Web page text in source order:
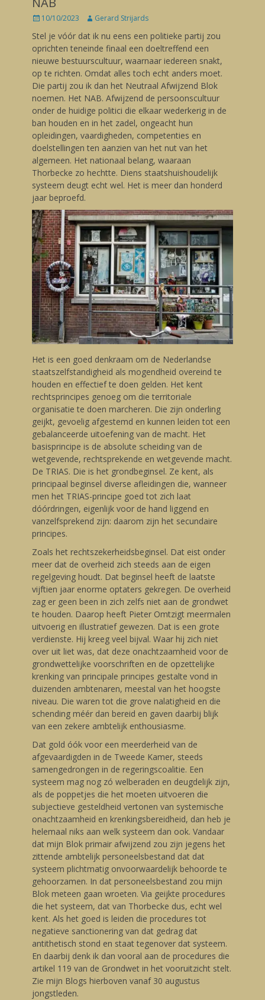
Posted
10/10/2023 Author
Gerard Strijards
Stel je vóór dat ik nu eens een politieke partij zou
oprichten teneinde finaal een doeltreffend een
nieuwe bestuurscultuur, waarnaar iedereen snakt,
op te richten. Omdat alles toch echt anders moet.
Die partij zou ik dan het Neutraal Afwijzend Blok
noemen. Het NAB. Afwijzend de persoonscultuur
onder de huidige politici die elkaar wederkerig in de
ban houden en in het zadel, ongeacht hun
opleidingen, vaardigheden, competenties en
doelstellingen ten aanzien van het nut van het
algemeen. Het nationaal belang, waaraan
Thorbecke zo hechtte. Diens staatshuishoudelijk
systeem deugt echt wel. Het is meer dan honderd
jaar beproefd.
Het is een goed denkraam om de Nederlandse
staatszelfstandigheid als mogendheid overeind te
houden en effectief te doen gelden. Het kent
rechtsprincipes genoeg om die territoriale
organisatie te doen marcheren. Die zijn onderling
geijkt, gevoelig afgestemd en kunnen leiden tot een
gebalanceerde uitoefening van de macht. Het
basisprincipe is de absolute scheiding van de
wetgevende, rechtsprekende en wetgevende macht.
De TRIAS. Die is het grondbeginsel. Ze kent, als
principaal beginsel diverse afleidingen die, wanneer
men het TRIAS-principe goed tot zich laat
dóórdringen, eigenlijk voor de hand liggend en
vanzelfsprekend zijn: daarom zijn het secundaire
principes.
Zoals het rechtszekerheidsbeginsel. Dat eist onder
meer dat de overheid zich steeds aan de eigen
regelgeving houdt. Dat beginsel heeft de laatste
vijftien jaar enorme optaters gekregen. De overheid
zag er geen been in zich zelfs niet aan de grondwet
te houden. Daarop heeft Pieter Omtzigt meermalen
uitvoerig en illustratief gewezen. Dat is een grote
verdienste. Hij kreeg veel bijval. Waar hij zich niet
over uit liet was, dat deze onachtzaamheid voor de
grondwettelijke voorschriften en de opzettelijke
krenking van principale principes gestalte vond in
duizenden ambtenaren, meestal van het hoogste
niveau. Die waren tot die grove nalatigheid en die
schending méér dan bereid en gaven daarbij blijk
van een zekere ambtelijk enthousiasme.
Dat gold óók voor een meerderheid van de
afgevaardigden in de Tweede Kamer, steeds
samengedrongen in de regeringscoalitie. Een
systeem mag nog zó welberaden en deugdelijk zijn,
als de poppetjes die het moeten uitvoeren die
subjectieve gesteldheid vertonen van systemische
onachtzaamheid en krenkingsbereidheid, dan heb je
helemaal niks aan welk systeem dan ook. Vandaar
dat mijn Blok primair afwijzend zou zijn jegens het
zittende ambtelijk personeelsbestand dat dat
systeem plichtmatig onvoorwaardelijk behoorde te
gehoorzamen. In dat personeelsbestand zou mijn
Blok meteen gaan wroeten. Via geijkte procedures
die het systeem, dat van Thorbecke dus, echt wel
kent. Als het goed is leiden die procedures tot
negatieve sanctionering van dat gedrag dat
antithetisch stond en staat tegenover dat systeem.
En daarbij denk ik dan vooral aan de procedures die
artikel 119 van de Grondwet in het vooruitzicht stelt.
Zie mijn Blogs hierboven vanaf 30 augustus
jongstleden.